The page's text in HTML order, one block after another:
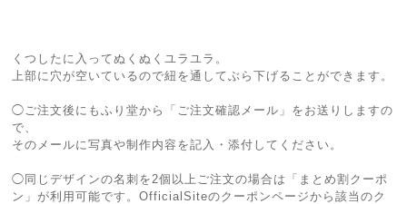
くつしたに入ってぬくぬくユラユラ。
上部に穴が空いているので紐を通してぶら下げることができます。
◯ご注文後にもふり堂から「ご注文確認メール」をお送りしますの
で、
そのメールに写真や制作内容を記入・添付してください。
◯同じデザインの名刺を2個以上ご注文の場合は「まとめ割クーポ
ン」が利用可能です。OfficialSiteのクーポンページから該当のク